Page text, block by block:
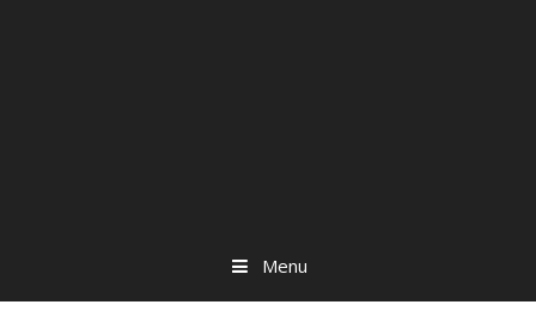
Menu